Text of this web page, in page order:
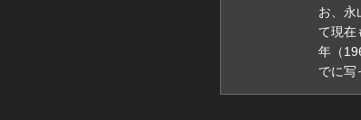
お、永
て現在
年（
でに写